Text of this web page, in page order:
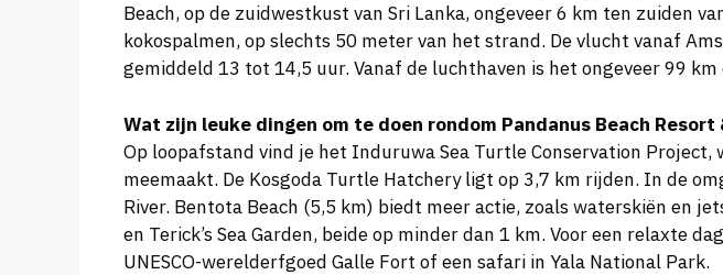
Beach, op de zuidwestkust van Sri Lanka, ongeveer 6 km ten zuiden
kokospalmen, op slechts 50 meter van het strand. De vlucht vanaf
gemiddeld 13 tot 14,5 uur. Vanaf de luchthaven is het ongeveer 99
Wat zijn leuke dingen om te doen rondom Pandanus Beach Resort
Op loopafstand vind je het Induruwa Sea Turtle Conservation
meemaakt. De Kosgoda Turtle Hatchery ligt op 3,7 km rijden. In de
River. Bentota Beach (5,5 km) biedt meer actie, zoals waterskiën en
en Terick’s Sea Garden, beide op minder dan 1 km. Voor een relaxte
UNESCO-werelderfgoed Galle Fort of een safari in Yala National Park.